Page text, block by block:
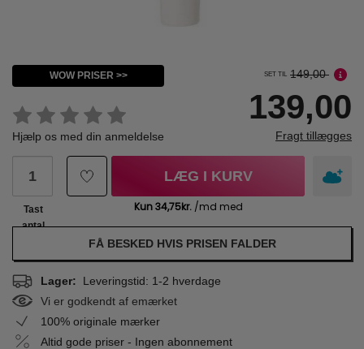
WOW PRISER >>
Hjælp os med din anmeldelse
SET TIL 149,00
139,00
Fragt tillægges
Tast
antal
LÆG I KURV
FÅ BESKED HVIS PRISEN FALDER
Lager: Leveringstid: 1-2 hverdage
Vi er godkendt af emærket
100% originale mærker
Altid gode priser - Ingen abonnement